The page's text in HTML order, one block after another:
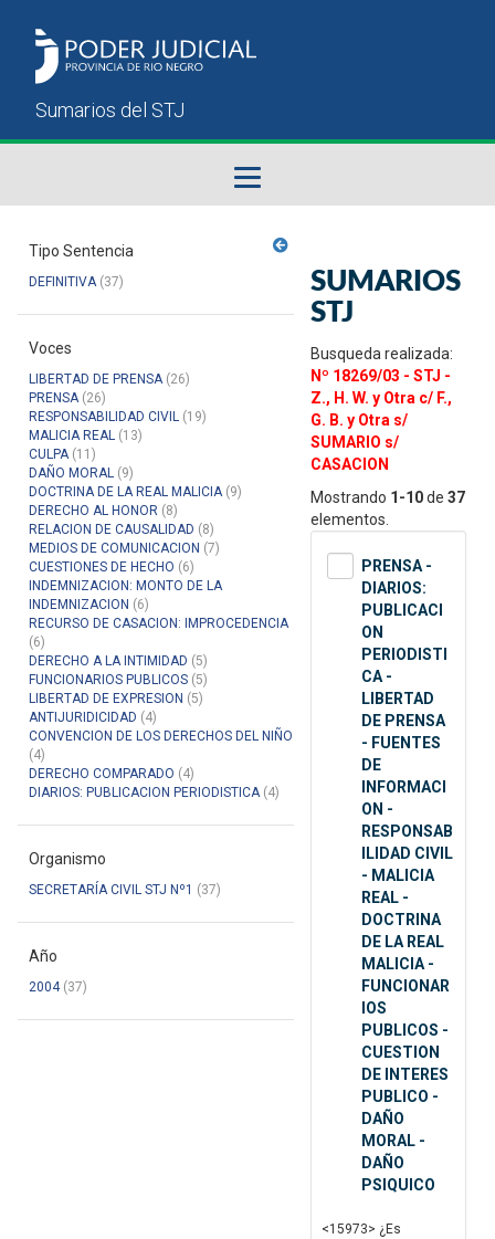
Sumarios del STJ
Manual del Usuario
Tipo Sentencia
DEFINITIVA(37)
Voces
LIBERTAD DE PRENSA(26)
PRENSA(26)
RESPONSABILIDAD CIVIL (19)
MALICIA REAL (13)
CULPA(11)
DAÑO MORAL (9)
DOCTRINA DE LA REAL MALICIA(9)
DERECHO AL HONOR (8)
RELACION DE CAUSALIDAD (8)
MEDIOS DE COMUNICACION (7)
CUESTIONES DE HECHO (6)
INDEMNIZACION: MONTO DE LA
INDEMNIZACION (6)
RECURSO DE CASACION: IMPROCEDENCIA
(6)
DERECHO A LA INTIMIDAD (5)
FUNCIONARIOS PUBLICOS (5)
LIBERTAD DE EXPRESION (5)
ANTIJURIDICIDAD (4)
CONVENCION DE LOS DERECHOS DEL NIÑO
(4)
DERECHO COMPARADO (4)
DIARIOS: PUBLICACION PERIODISTICA(4)
Organismo
SECRETARÍA CIVIL STJ Nº1 (37)
Año
2004(37)
SUMARIOS
STJ
Busqueda realizada:
Nº 18269/03 - STJ -
Z., H. W. y Otra c/ F.,
G. B. y Otra s/
SUMARIO s/
CASACION
Mostrando 1-10de 37
elementos.
PRENSA -
DIARIOS:
PUBLICACI
ON
PERIODISTI
CA -
LIBERTAD
DE PRENSA
- FUENTES
DE
INFORMACI
ON -
RESPONSAB
ILIDAD CIVIL
- MALICIA
REAL -
DOCTRINA
DE LA REAL
MALICIA -
FUNCIONAR
IOS
PUBLICOS -
CUESTION
DE INTERES
PUBLICO -
DAÑO
MORAL -
DAÑO
PSIQUICO
<15973> ¿Es